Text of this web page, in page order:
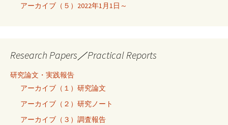
アーカイブ（５）2022年1月1日～
Research Papers／Practical Reports
研究論文・実践報告
アーカイブ（１）研究論文
アーカイブ（２）研究ノート
アーカイブ（３）調査報告